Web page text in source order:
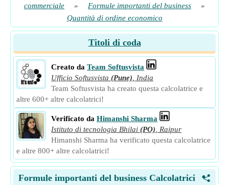
commerciale
» Formule importanti del business
»
Quantità di ordine economico
Titoli di coda
Creato da Team Softusvista
Ufficio Softusvista (Pune)
India
Team Softusvista ha creato questa calcolatrice e
altre 600+ altre calcolatrici!
Verificato da Himanshi Sharma
Istituto di tecnologia Bhilai (PO)
Raipur
Himanshi Sharma ha verificato questa calcolatrice
e altre 800+ altre calcolatrici!
<
Formule importanti del business Calcolatrici